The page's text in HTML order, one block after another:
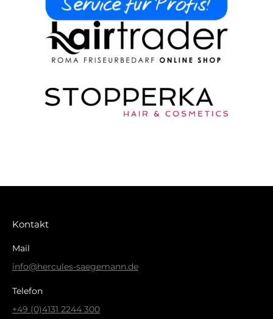
Kontakt
Mail
info@hercules-saegemann.de
Telefon
+49 (0)4131 2244 300